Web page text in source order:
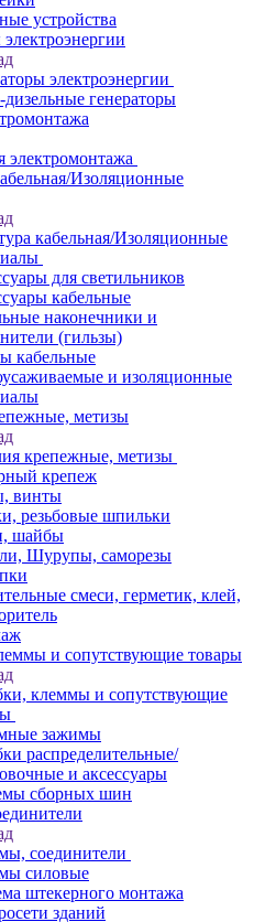
устройства
электроэнергии
дизельные генераторы
электромонтажа
Изоляционные
кабельная/Изоляционные
для светильников
кабельные
наконечники и
(гильзы)
кабельные
и изоляционные
метизы
крепежные, метизы
крепеж
винты
резьбовые шпильки
шайбы
Шурупы, саморезы
смеси, герметик, клей,
и сопутствующие товары
клеммы и сопутствующие
зажимы
распределительные/
и аксессуары
сборных шин
соединители
силовые
штекерного монтажа
зданий